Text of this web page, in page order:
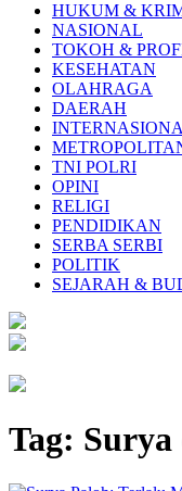
HUKUM &
NASIONAL
TOKOH &
KESEHATAN
OLAHRAGA
DAERAH
TNI POLRI
OPINI
RELIGI
PENDIDIKAN
SERBA SERBI
POLITIK
SEJARAH &
Tag: